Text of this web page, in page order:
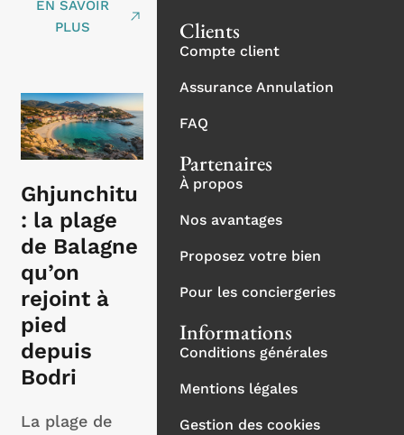
EN SAVOIR
PLUS
Ghjunchitu
: la plage
de Balagne
qu’on
rejoint à
pied
depuis
Bodri
La plage de
Clients
Compte client
Assurance Annulation
FAQ
Partenaires
À propos
Nos avantages
Proposez votre bien
Pour les conciergeries
Informations
Conditions générales
Mentions légales
Gestion des cookies